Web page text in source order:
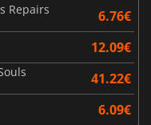
Repairs
6.76€
12.09€
41.22€
6.09€